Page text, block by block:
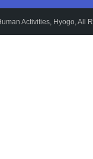
Activities, Hyogo, All